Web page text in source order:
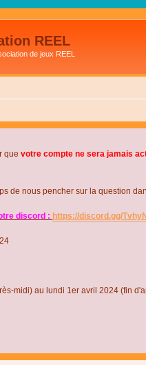
REEL
de jeux REEL
que votre compte ne sera jamais
de nous pencher sur la question
discord : https://discord.gg/
midi) au lundi 1er avril 2024 (fin